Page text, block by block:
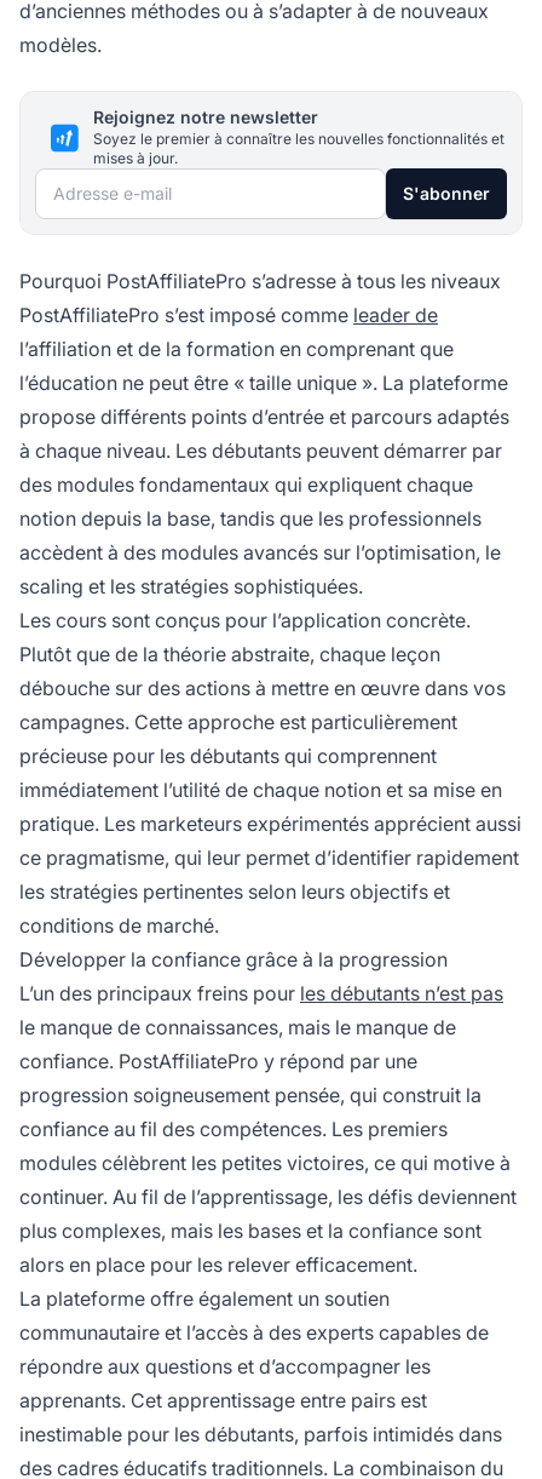
d’anciennes méthodes ou à s’adapter à de nouveaux
modèles.
Rejoignez notre newsletter
Soyez le premier à connaître les nouvelles fonctionnalités et
mises à jour.
Adresse e-mail S'abonner
Pourquoi PostAffiliatePro s’adresse à tous les niveaux
PostAffiliatePro s’est imposé comme leader de
l’affiliation et de la formation en comprenant que
l’éducation ne peut être « taille unique ». La plateforme
propose différents points d’entrée et parcours adaptés
à chaque niveau. Les débutants peuvent démarrer par
des modules fondamentaux qui expliquent chaque
notion depuis la base, tandis que les professionnels
accèdent à des modules avancés sur l’optimisation, le
scaling et les stratégies sophistiquées.
Les cours sont conçus pour l’application concrète.
Plutôt que de la théorie abstraite, chaque leçon
débouche sur des actions à mettre en œuvre dans vos
campagnes. Cette approche est particulièrement
précieuse pour les débutants qui comprennent
immédiatement l’utilité de chaque notion et sa mise en
pratique. Les marketeurs expérimentés apprécient aussi
ce pragmatisme, qui leur permet d’identifier rapidement
les stratégies pertinentes selon leurs objectifs et
conditions de marché.
Développer la confiance grâce à la progression
L’un des principaux freins pour les débutants n’est pas
le manque de connaissances, mais le manque de
confiance. PostAffiliatePro y répond par une
progression soigneusement pensée, qui construit la
confiance au fil des compétences. Les premiers
modules célèbrent les petites victoires, ce qui motive à
continuer. Au fil de l’apprentissage, les défis deviennent
plus complexes, mais les bases et la confiance sont
alors en place pour les relever efficacement.
La plateforme offre également un soutien
communautaire et l’accès à des experts capables de
répondre aux questions et d’accompagner les
apprenants. Cet apprentissage entre pairs est
inestimable pour les débutants, parfois intimidés dans
des cadres éducatifs traditionnels. La combinaison du